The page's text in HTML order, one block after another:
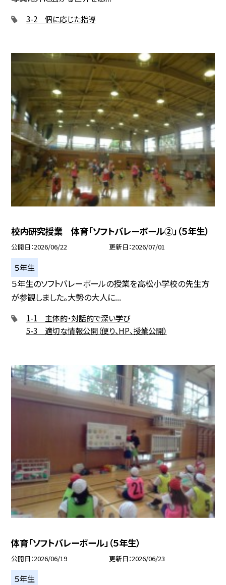
3-2 個に応じた指導
校内研究授業 体育「ソフトバレーボール②」（５年生）
公開日 2026/06/22 更新日 2026/07/01
５年生
５年生のソフトバレーボールの授業を高松小学校の先生方
が参観しました。大勢の大人に...
1-1 主体的・対話的で深い学び
5-3 適切な情報公開（便り、HP、授業公開）
体育「ソフトバレーボール」（５年生）
公開日 2026/06/19 更新日 2026/06/23
５年生